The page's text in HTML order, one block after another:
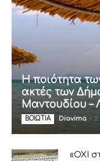
Η ποιότητα
ακτές των
Μαντουδίου –
ΒΟΙΩΤΙΑ Diavima - 2
«ΟΧΙ